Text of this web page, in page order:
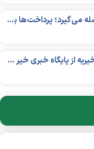
سید جواد حسینی: بهزیستی از حمایت یکسان فاصله می‌گیرد؛ پرداخت‌ها بر اساس نوع معلولیت و میزان نیاز تغییر می‌کند
تجلیل دبیرخانۀ شبکۀ ملی مؤسسات نیکوکاری و خیریه از پایگاه خبری خیر ایران